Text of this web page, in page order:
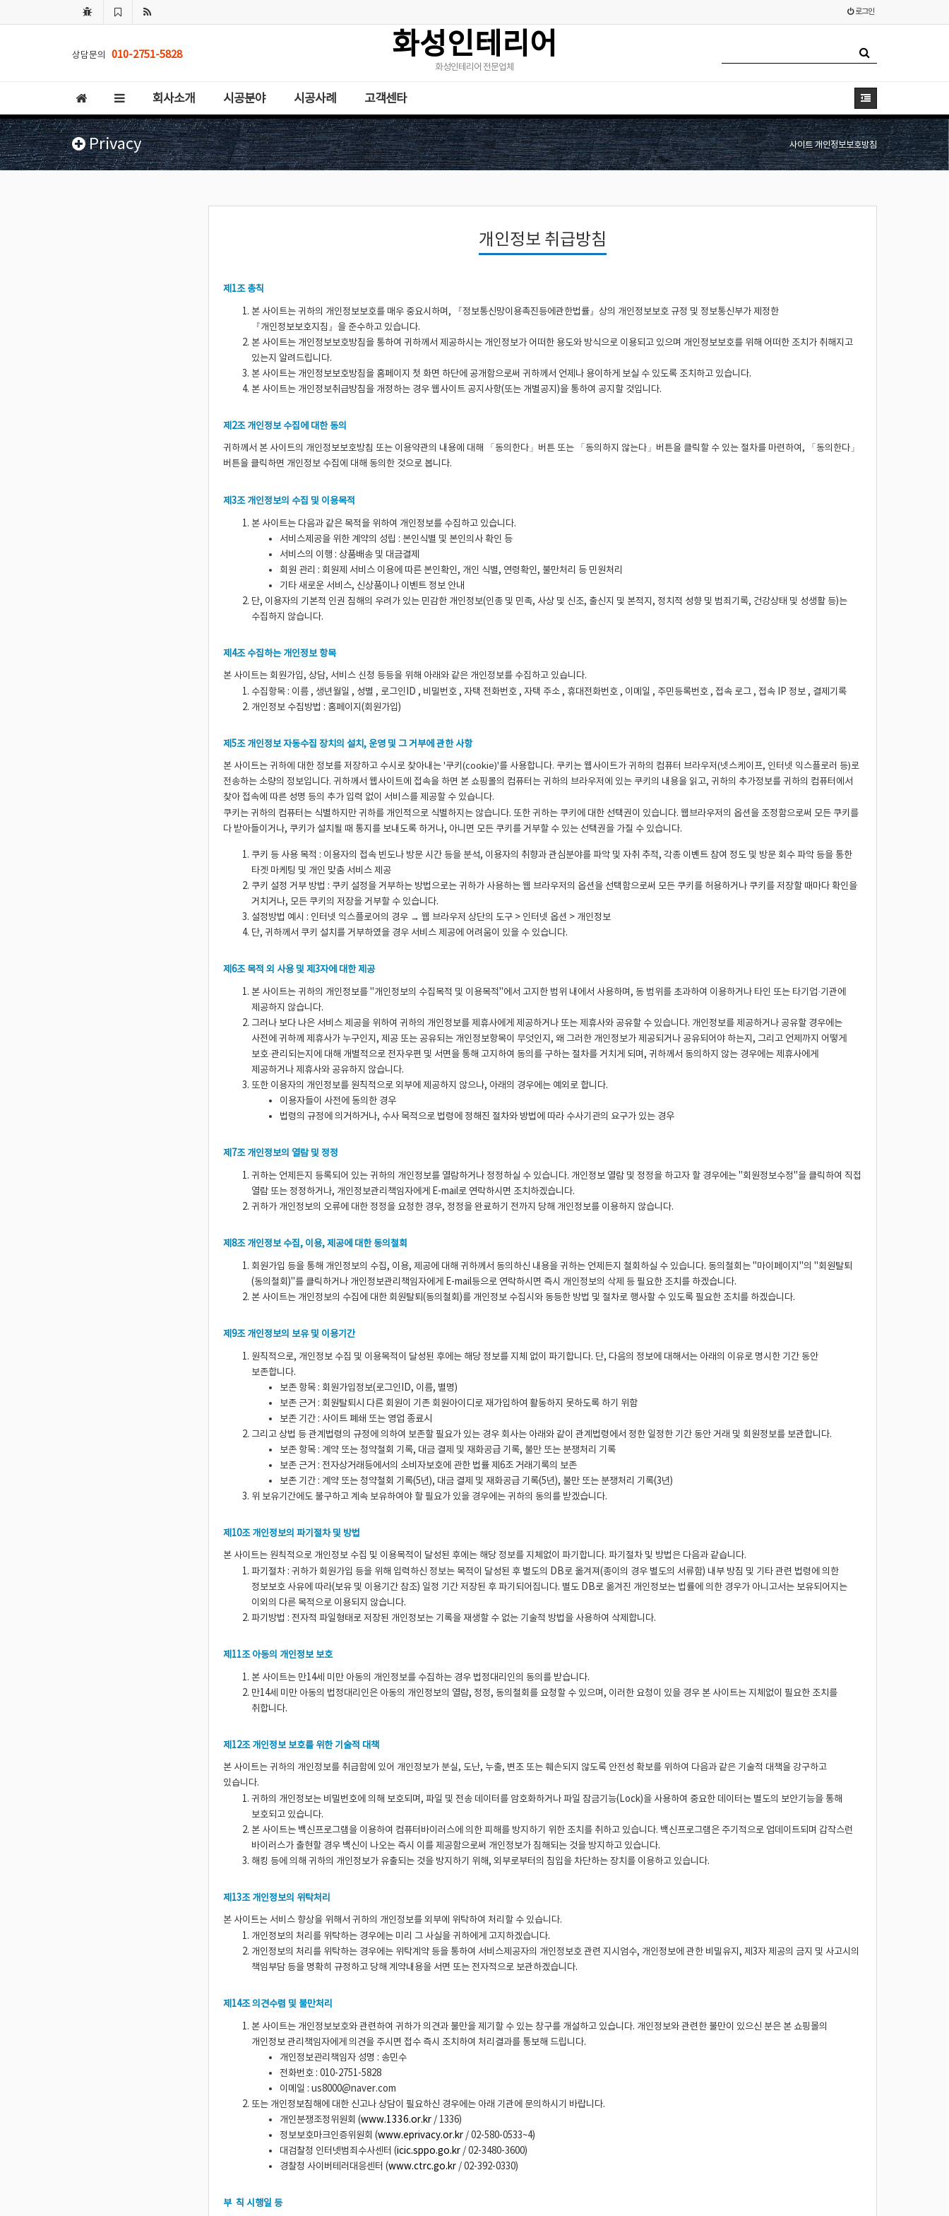
로그인
상담문의 010-2751-5828 화성인테리어
화성인테리어 전문업체
회사소개 시공분야 시공사례 고객센타
Privacy 사이트 개인정보보호방침
개인정보 취급방침
제1조 총칙
본 사이트는 귀하의 개인정보보호를 매우 중요시하며, 『정보통신망이용촉진등에관한법률』상의 개인정보보호 규정 및 정보통신부가 제정한
『개인정보보호지침』을 준수하고 있습니다.
본 사이트는 개인정보보호방침을 통하여 귀하께서 제공하시는 개인정보가 어떠한 용도와 방식으로 이용되고 있으며 개인정보보호를 위해 어떠한 조치가 취해지고
있는지 알려드립니다.
본 사이트는 개인정보보호방침을 홈페이지 첫 화면 하단에 공개함으로써 귀하께서 언제나 용이하게 보실 수 있도록 조치하고 있습니다.
본 사이트는 개인정보취급방침을 개정하는 경우 웹사이트 공지사항(또는 개별공지)을 통하여 공지할 것입니다.
제2조 개인정보 수집에 대한 동의
귀하께서 본 사이트의 개인정보보호방침 또는 이용약관의 내용에 대해 「동의한다」버튼 또는 「동의하지 않는다」버튼을 클릭할 수 있는 절차를 마련하여, 「동의한다」
버튼을 클릭하면 개인정보 수집에 대해 동의한 것으로 봅니다.
제3조 개인정보의 수집 및 이용목적
본 사이트는 다음과 같은 목적을 위하여 개인정보를 수집하고 있습니다.
서비스제공을 위한 계약의 성립 : 본인식별 및 본인의사 확인 등
서비스의 이행 : 상품배송 및 대금결제
회원 관리 : 회원제 서비스 이용에 따른 본인확인, 개인 식별, 연령확인, 불만처리 등 민원처리
기타 새로운 서비스, 신상품이나 이벤트 정보 안내
단, 이용자의 기본적 인권 침해의 우려가 있는 민감한 개인정보(인종 및 민족, 사상 및 신조, 출신지 및 본적지, 정치적 성향 및 범죄기록, 건강상태 및 성생활 등)는
수집하지 않습니다.
제4조 수집하는 개인정보 항목
본 사이트는 회원가입, 상담, 서비스 신청 등등을 위해 아래와 같은 개인정보를 수집하고 있습니다.
수집항목 : 이름 , 생년월일 , 성별 , 로그인ID , 비밀번호 , 자택 전화번호 , 자택 주소 , 휴대전화번호 , 이메일 , 주민등록번호 , 접속 로그 , 접속 IP 정보 , 결제기록
개인정보 수집방법 : 홈페이지(회원가입)
제5조 개인정보 자동수집 장치의 설치, 운영 및 그 거부에 관한 사항
본 사이트는 귀하에 대한 정보를 저장하고 수시로 찾아내는 '쿠키(cookie)'를 사용합니다. 쿠키는 웹사이트가 귀하의 컴퓨터 브라우저(넷스케이프, 인터넷 익스플로러 등)로
전송하는 소량의 정보입니다. 귀하께서 웹사이트에 접속을 하면 본 쇼핑몰의 컴퓨터는 귀하의 브라우저에 있는 쿠키의 내용을 읽고, 귀하의 추가정보를 귀하의 컴퓨터에서
찾아 접속에 따른 성명 등의 추가 입력 없이 서비스를 제공할 수 있습니다.
쿠키는 귀하의 컴퓨터는 식별하지만 귀하를 개인적으로 식별하지는 않습니다. 또한 귀하는 쿠키에 대한 선택권이 있습니다. 웹브라우저의 옵션을 조정함으로써 모든 쿠키를
다 받아들이거나, 쿠키가 설치될 때 통지를 보내도록 하거나, 아니면 모든 쿠키를 거부할 수 있는 선택권을 가질 수 있습니다.
쿠키 등 사용 목적 : 이용자의 접속 빈도나 방문 시간 등을 분석, 이용자의 취향과 관심분야를 파악 및 자취 추적, 각종 이벤트 참여 정도 및 방문 회수 파악 등을 통한
타겟 마케팅 및 개인 맞춤 서비스 제공
쿠키 설정 거부 방법 : 쿠키 설정을 거부하는 방법으로는 귀하가 사용하는 웹 브라우저의 옵션을 선택함으로써 모든 쿠키를 허용하거나 쿠키를 저장할 때마다 확인을
거치거나, 모든 쿠키의 저장을 거부할 수 있습니다.
설정방법 예시 : 인터넷 익스플로어의 경우 → 웹 브라우저 상단의 도구 > 인터넷 옵션 > 개인정보
단, 귀하께서 쿠키 설치를 거부하였을 경우 서비스 제공에 어려움이 있을 수 있습니다.
제6조 목적 외 사용 및 제3자에 대한 제공
본 사이트는 귀하의 개인정보를 "개인정보의 수집목적 및 이용목적"에서 고지한 범위 내에서 사용하며, 동 범위를 초과하여 이용하거나 타인 또는 타기업·기관에
제공하지 않습니다.
그러나 보다 나은 서비스 제공을 위하여 귀하의 개인정보를 제휴사에게 제공하거나 또는 제휴사와 공유할 수 있습니다. 개인정보를 제공하거나 공유할 경우에는
사전에 귀하께 제휴사가 누구인지, 제공 또는 공유되는 개인정보항목이 무엇인지, 왜 그러한 개인정보가 제공되거나 공유되어야 하는지, 그리고 언제까지 어떻게
보호·관리되는지에 대해 개별적으로 전자우편 및 서면을 통해 고지하여 동의를 구하는 절차를 거치게 되며, 귀하께서 동의하지 않는 경우에는 제휴사에게
제공하거나 제휴사와 공유하지 않습니다.
또한 이용자의 개인정보를 원칙적으로 외부에 제공하지 않으나, 아래의 경우에는 예외로 합니다.
이용자들이 사전에 동의한 경우
법령의 규정에 의거하거나, 수사 목적으로 법령에 정해진 절차와 방법에 따라 수사기관의 요구가 있는 경우
제7조 개인정보의 열람 및 정정
귀하는 언제든지 등록되어 있는 귀하의 개인정보를 열람하거나 정정하실 수 있습니다. 개인정보 열람 및 정정을 하고자 할 경우에는 "회원정보수정"을 클릭하여 직접
열람 또는 정정하거나, 개인정보관리책임자에게 E-mail로 연락하시면 조치하겠습니다.
귀하가 개인정보의 오류에 대한 정정을 요청한 경우, 정정을 완료하기 전까지 당해 개인정보를 이용하지 않습니다.
제8조 개인정보 수집, 이용, 제공에 대한 동의철회
회원가입 등을 통해 개인정보의 수집, 이용, 제공에 대해 귀하께서 동의하신 내용을 귀하는 언제든지 철회하실 수 있습니다. 동의철회는 "마이페이지"의 "회원탈퇴
(동의철회)"를 클릭하거나 개인정보관리책임자에게 E-mail등으로 연락하시면 즉시 개인정보의 삭제 등 필요한 조치를 하겠습니다.
본 사이트는 개인정보의 수집에 대한 회원탈퇴(동의철회)를 개인정보 수집시와 동등한 방법 및 절차로 행사할 수 있도록 필요한 조치를 하겠습니다.
제9조 개인정보의 보유 및 이용기간
원칙적으로, 개인정보 수집 및 이용목적이 달성된 후에는 해당 정보를 지체 없이 파기합니다. 단, 다음의 정보에 대해서는 아래의 이유로 명시한 기간 동안
보존합니다.
보존 항목 : 회원가입정보(로그인ID, 이름, 별명)
보존 근거 : 회원탈퇴시 다른 회원이 기존 회원아이디로 재가입하여 활동하지 못하도록 하기 위함
보존 기간 : 사이트 폐쇄 또는 영업 종료시
그리고 상법 등 관계법령의 규정에 의하여 보존할 필요가 있는 경우 회사는 아래와 같이 관계법령에서 정한 일정한 기간 동안 거래 및 회원정보를 보관합니다.
보존 항목 : 계약 또는 청약철회 기록, 대금 결제 및 재화공급 기록, 불만 또는 분쟁처리 기록
보존 근거 : 전자상거래등에서의 소비자보호에 관한 법률 제6조 거래기록의 보존
보존 기간 : 계약 또는 청약철회 기록(5년), 대금 결제 및 재화공급 기록(5년), 불만 또는 분쟁처리 기록(3년)
위 보유기간에도 불구하고 계속 보유하여야 할 필요가 있을 경우에는 귀하의 동의를 받겠습니다.
제10조 개인정보의 파기절차 및 방법
본 사이트는 원칙적으로 개인정보 수집 및 이용목적이 달성된 후에는 해당 정보를 지체없이 파기합니다. 파기절차 및 방법은 다음과 같습니다.
파기절차 : 귀하가 회원가입 등을 위해 입력하신 정보는 목적이 달성된 후 별도의 DB로 옮겨져(종이의 경우 별도의 서류함) 내부 방침 및 기타 관련 법령에 의한
정보보호 사유에 따라(보유 및 이용기간 참조) 일정 기간 저장된 후 파기되어집니다. 별도 DB로 옮겨진 개인정보는 법률에 의한 경우가 아니고서는 보유되어지는
이외의 다른 목적으로 이용되지 않습니다.
파기방법 : 전자적 파일형태로 저장된 개인정보는 기록을 재생할 수 없는 기술적 방법을 사용하여 삭제합니다.
제11조 아동의 개인정보 보호
본 사이트는 만14세 미만 아동의 개인정보를 수집하는 경우 법정대리인의 동의를 받습니다.
만14세 미만 아동의 법정대리인은 아동의 개인정보의 열람, 정정, 동의철회를 요청할 수 있으며, 이러한 요청이 있을 경우 본 사이트는 지체없이 필요한 조치를
취합니다.
제12조 개인정보 보호를 위한 기술적 대책
본 사이트는 귀하의 개인정보를 취급함에 있어 개인정보가 분실, 도난, 누출, 변조 또는 훼손되지 않도록 안전성 확보를 위하여 다음과 같은 기술적 대책을 강구하고
있습니다.
귀하의 개인정보는 비밀번호에 의해 보호되며, 파일 및 전송 데이터를 암호화하거나 파일 잠금기능(Lock)을 사용하여 중요한 데이터는 별도의 보안기능을 통해
보호되고 있습니다.
본 사이트는 백신프로그램을 이용하여 컴퓨터바이러스에 의한 피해를 방지하기 위한 조치를 취하고 있습니다. 백신프로그램은 주기적으로 업데이트되며 갑작스런
바이러스가 출현할 경우 백신이 나오는 즉시 이를 제공함으로써 개인정보가 침해되는 것을 방지하고 있습니다.
해킹 등에 의해 귀하의 개인정보가 유출되는 것을 방지하기 위해, 외부로부터의 침입을 차단하는 장치를 이용하고 있습니다.
제13조 개인정보의 위탁처리
본 사이트는 서비스 향상을 위해서 귀하의 개인정보를 외부에 위탁하여 처리할 수 있습니다.
개인정보의 처리를 위탁하는 경우에는 미리 그 사실을 귀하에게 고지하겠습니다.
개인정보의 처리를 위탁하는 경우에는 위탁계약 등을 통하여 서비스제공자의 개인정보호 관련 지시엄수, 개인정보에 관한 비밀유지, 제3자 제공의 금지 및 사고시의
책임부담 등을 명확히 규정하고 당해 계약내용을 서면 또는 전자적으로 보관하겠습니다.
제14조 의견수렴 및 불만처리
본 사이트는 개인정보보호와 관련하여 귀하가 의견과 불만을 제기할 수 있는 창구를 개설하고 있습니다. 개인정보와 관련한 불만이 있으신 분은 본 쇼핑몰의
개인정보 관리책임자에게 의견을 주시면 접수 즉시 조치하여 처리결과를 통보해 드립니다.
개인정보관리책임자 성명 : 송민수
전화번호 : 010-2751-5828
이메일 :us8000@naver.com
또는 개인정보침해에 대한 신고나 상담이 필요하신 경우에는 아래 기관에 문의하시기 바랍니다.
개인분쟁조정위원회 (www.1336.or.kr / 1336)
정보보호마크인증위원회 (www.eprivacy.or.kr / 02-580-0533~4)
대검찰청 인터넷범죄수사센터 (icic.sppo.go.kr / 02-3480-3600)
경찰청 사이버테러대응센터 (www.ctrc.go.kr / 02-392-0330)
부 칙 시행일 등